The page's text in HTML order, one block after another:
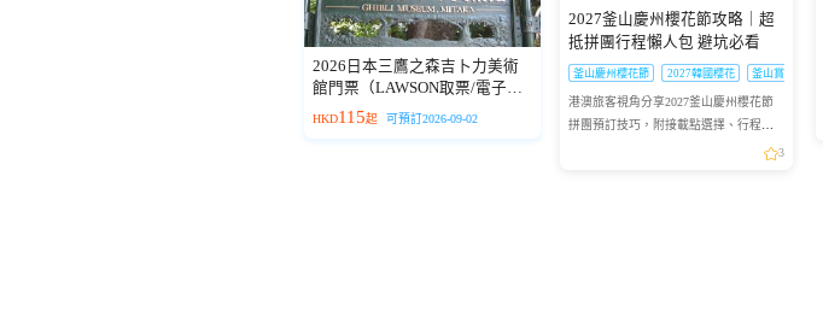
2027釜山慶州櫻花節攻略｜超
抵拼團行程懶人包 避坑必看
釜山慶州櫻花節 2027韓國櫻花 釜山賞櫻拼團
港澳旅客視角分享2027釜山慶州櫻花節
拼團預訂技巧，附接載點選擇、行程亮
3
2026日本三鷹之森吉卜力美術
館門票（LAWSON取票/電子憑
證）
HKD115起 可預訂2026-09-02